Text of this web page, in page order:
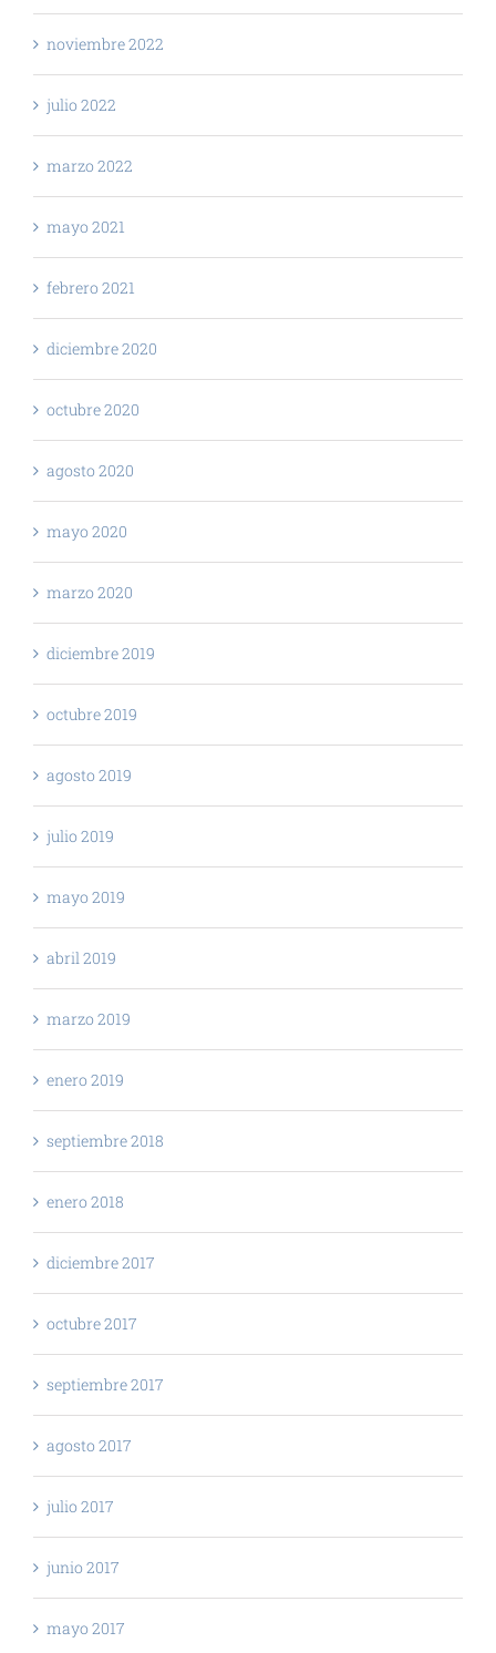
noviembre 2022
julio 2022
marzo 2022
mayo 2021
febrero 2021
diciembre 2020
octubre 2020
agosto 2020
mayo 2020
marzo 2020
diciembre 2019
octubre 2019
agosto 2019
julio 2019
mayo 2019
abril 2019
marzo 2019
enero 2019
septiembre 2018
enero 2018
diciembre 2017
octubre 2017
septiembre 2017
agosto 2017
julio 2017
junio 2017
mayo 2017